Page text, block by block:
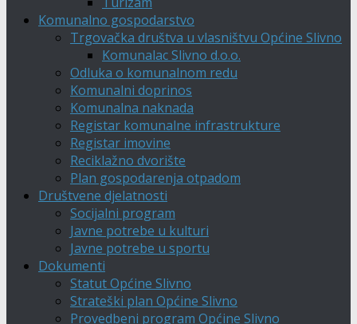
Komunalno gospodarstvo
Trgovačka društva u vlasništvu Općine Slivno
Komunalac Slivno d.o.o.
Odluka o komunalnom redu
Komunalni doprinos
Komunalna naknada
Registar komunalne infrastrukture
Registar imovine
Reciklažno dvorište
Plan gospodarenja otpadom
Društvene djelatnosti
Socijalni program
Javne potrebe u kulturi
Javne potrebe u sportu
Dokumenti
Statut Općine Slivno
Strateški plan Općine Slivno
Provedbeni program Općine Slivno